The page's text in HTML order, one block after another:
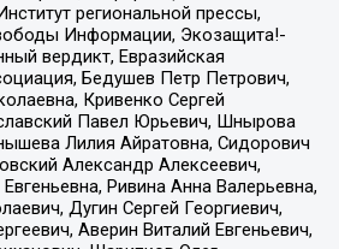
региональной прессы,
Информации, Экозащита!-
вердикт, Евразийская
Бедушев Петр Петрович,
Кривенко Сергей
Павел Юрьевич, Шнырова
Лилия Айратовна, Сидорович
Александр Алексеевич,
Ривина Анна Валерьевна,
Дугин Сергей Георгиевич,
Аверин Виталий Евгеньевич,